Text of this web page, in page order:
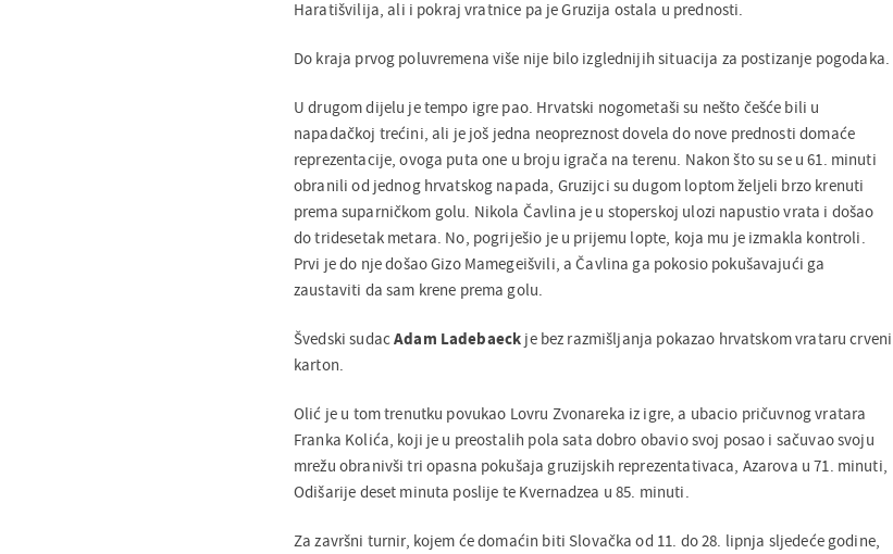
Haratišvilija, ali i pokraj vratnice pa je Gruzija ostala u prednosti.
Do kraja prvog poluvremena više nije bilo izglednijih situacija za postizanje pogodaka.
U drugom dijelu je tempo igre pao. Hrvatski nogometaši su nešto češće bili u
napadačkoj trećini, ali je još jedna neopreznost dovela do nove prednosti domaće
reprezentacije, ovoga puta one u broju igrača na terenu. Nakon što su se u 61. minuti
obranili od jednog hrvatskog napada, Gruzijci su dugom loptom željeli brzo krenuti
prema suparničkom golu. Nikola Čavlina je u stoperskoj ulozi napustio vrata i došao
do tridesetak metara. No, pogriješio je u prijemu lopte, koja mu je izmakla kontroli.
Prvi je do nje došao Gizo Mamegeišvili, a Čavlina ga pokosio pokušavajući ga
zaustaviti da sam krene prema golu.
Švedski sudacAdam Ladebaeck je bez razmišljanja pokazao hrvatskom vrataru crveni
karton.
Olić je u tom trenutku povukao Lovru Zvonareka iz igre, a ubacio pričuvnog vratara
Franka Kolića, koji je u preostalih pola sata dobro obavio svoj posao i sačuvao svoju
mrežu obranivši tri opasna pokušaja gruzijskih reprezentativaca, Azarova u 71. minuti,
Odišarije deset minuta poslije te Kvernadzea u 85. minuti.
Za završni turnir, kojem će domaćin biti Slovačka od 11. do 28. lipnja sljedeće godine,